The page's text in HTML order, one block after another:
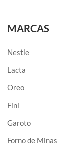
MARCAS
Nestle
Lacta
Oreo
Fini
Garoto
Forno de Minas